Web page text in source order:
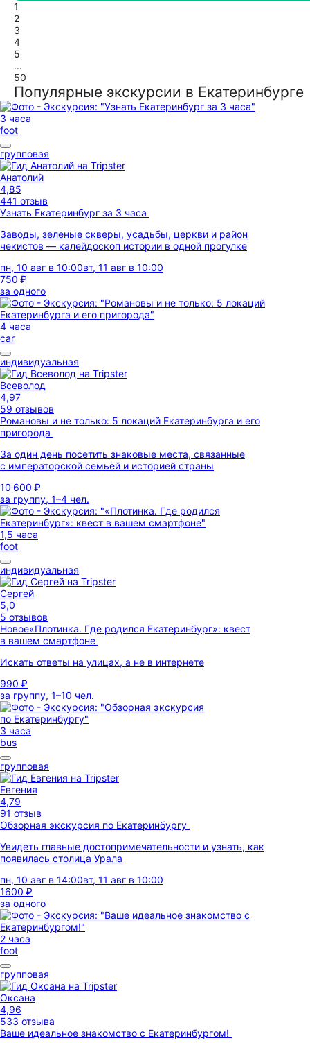
1
2
3
4
5
...
50
Популярные экскурсии в Екатеринбурге
3 часа
foot
групповая
Анатолий
4,85
441 отзыв
Узнать Екатеринбург за 3 часа
Заводы, зеленые скверы, усадьбы, церкви и район
чекистов — калейдоскоп истории в одной прогулке
пн, 10 авг в 10:00вт, 11 авг в 10:00
750 ₽
за одного
4 часа
car
индивидуальная
Всеволод
4,97
59 отзывов
Романовы и не только: 5 локаций Екатеринбурга и его
пригорода
За один день посетить знаковые места, связанные
с императорской семьёй и историей страны
10 600 ₽
за группу, 1–4 чел.
1,5 часа
foot
индивидуальная
Сергей
5,0
5 отзывов
Новое«Плотинка. Где родился Екатеринбург»: квест
в вашем смартфоне
Искать ответы на улицах, а не в интернете
990 ₽
за группу, 1–10 чел.
3 часа
bus
групповая
Евгения
4,79
91 отзыв
Обзорная экскурсия по Екатеринбургу
Увидеть главные достопримечательности и узнать, как
появилась столица Урала
пн, 10 авг в 14:00вт, 11 авг в 10:00
1600 ₽
за одного
2 часа
foot
групповая
Оксана
4,96
533 отзыва
Ваше идеальное знакомство с Екатеринбургом!